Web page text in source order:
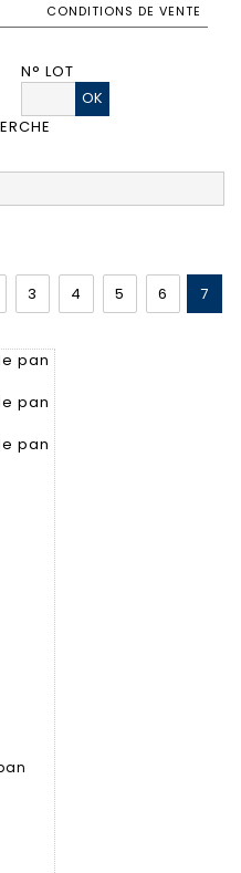
CONDITIONS DE VENTE
N° LOT
OK
3 4 5 6 7